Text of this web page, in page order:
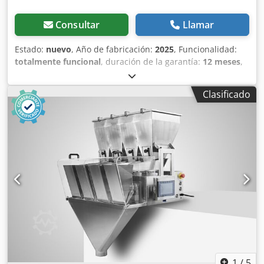
Consultar Llamar
Estado: nuevo, Año de fabricación: 2025, Funcionalidad:
totalmente funcional, duración de la garantía: 12 meses,
Báscula lineal: Tecnología de llenado precisa y cuidadosa
Nuestra báscula lineal es la solución ideal para dosificar y
llenar productos de forma sencilla y precisa. Combina
exactitud con un proceso de manipulación delicado.
Gracias a la altura de caída mínima, se evitan daños en el
producto, asegurando la calidad de tu mercancía, incluso
para productos delicados. Dedpfx Abeyazywslsck Principio
de funcionamiento flexible y eficiente El núcleo de nuestra
tecnología es un principio de funcionamiento sencillo pero
sumamente eficaz: los productos se transportan por medio
de cintas transportadoras lineales o canales vibratorios y
se dosifican específicamente en recipientes de pesaje.
Características: - Manejo y limpieza sencillos - Control
cómodo a través de pantalla táctil a color - Memoria para
distintas recetas de pesaje - Resultados de pesaje precisos
mediante triple etapa de pesaje: grueso/media/fina,
Clasificado